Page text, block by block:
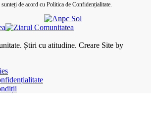
de acord cu Politica de Confidențialitate.
Știri cu atitudine. Creare Site by